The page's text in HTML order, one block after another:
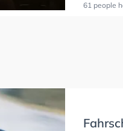
61 people